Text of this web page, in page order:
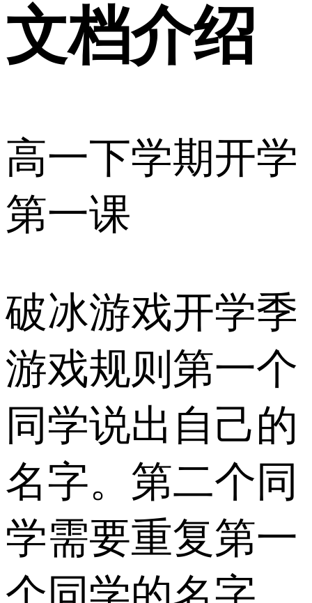
文档介绍
高一下学期开学
第一课
破冰游戏开学季
游戏规则第一个
同学说出自己的
名字。第二个同
学需要重复第一